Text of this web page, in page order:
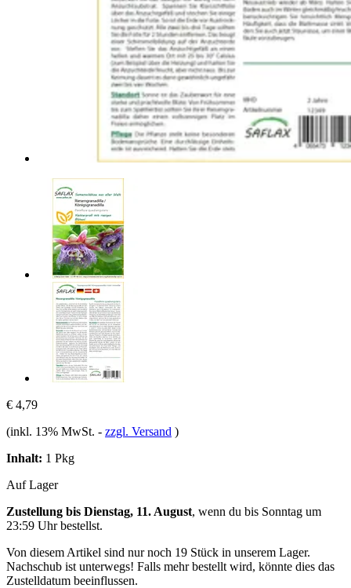
€ 4,79
(inkl. 13% MwSt. - zzgl. Versand )
Inhalt: 1 Pkg
Auf Lager
Zustellung bis Dienstag, 11. August, wenn du bis Sonntag um
23:59 Uhrbestellst.
Von diesem Artikel sind nur noch 19 Stück in unserem Lager.
Nachschub ist unterwegs! Falls mehr bestellt wird, könnte dies das
Zustelldatum beeinflussen.